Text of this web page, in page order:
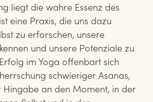
liegt die wahre Essenz des
eine Praxis, die uns dazu
zu erforschen, unsere
und unsere Potenziale zu
im Yoga offenbart sich
schwieriger Asanas,
Hingabe an den Moment, in der